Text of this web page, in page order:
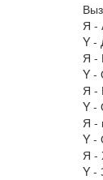
Я -
Y -
Я -
Y -
Я -
Y -
Я -
Y -
Я -
Y -